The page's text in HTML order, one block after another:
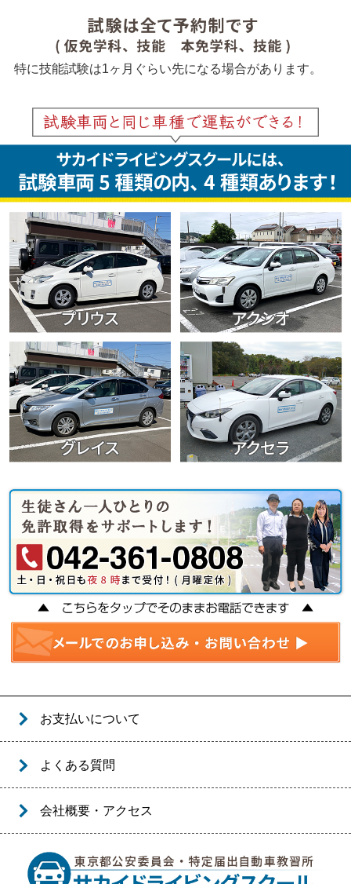
特に技能試験は1ヶ月ぐらい先になる場合があります。
お支払いについて
よくある質問
会社概要・アクセス